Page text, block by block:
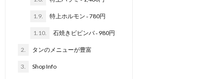
1.9. 特上ホルモン ‐ 780円
1.10. 石焼きビビンバ ‐ 980円
2. タンのメニューが豊富
3. Shop Info